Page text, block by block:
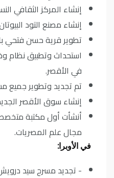
إنشاء المركز الثقافي
إنشاء مصنع التود
تطوير قرية حسن فتحي
استحداث وتطبيق نظام
في الأقصر.
تم تجديد وتطوير جميع
إنشاء سوق الأقصر
أنشأت أول مكتبة
مجال علم المصريات.
في الأوبرا:
- تجديد مسرح سيد درويش